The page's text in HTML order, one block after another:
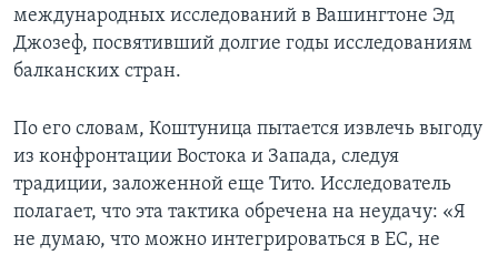
международных исследований в Вашингтоне Эд
Джозеф, посвятивший долгие годы исследованиям
балканских стран.
По его словам, Коштуница пытается извлечь выгоду
из конфронтации Востока и Запада, следуя
традиции, заложенной еще Тито. Исследователь
полагает, что эта тактика обречена на неудачу: «Я
не думаю, что можно интегрироваться в ЕС, не